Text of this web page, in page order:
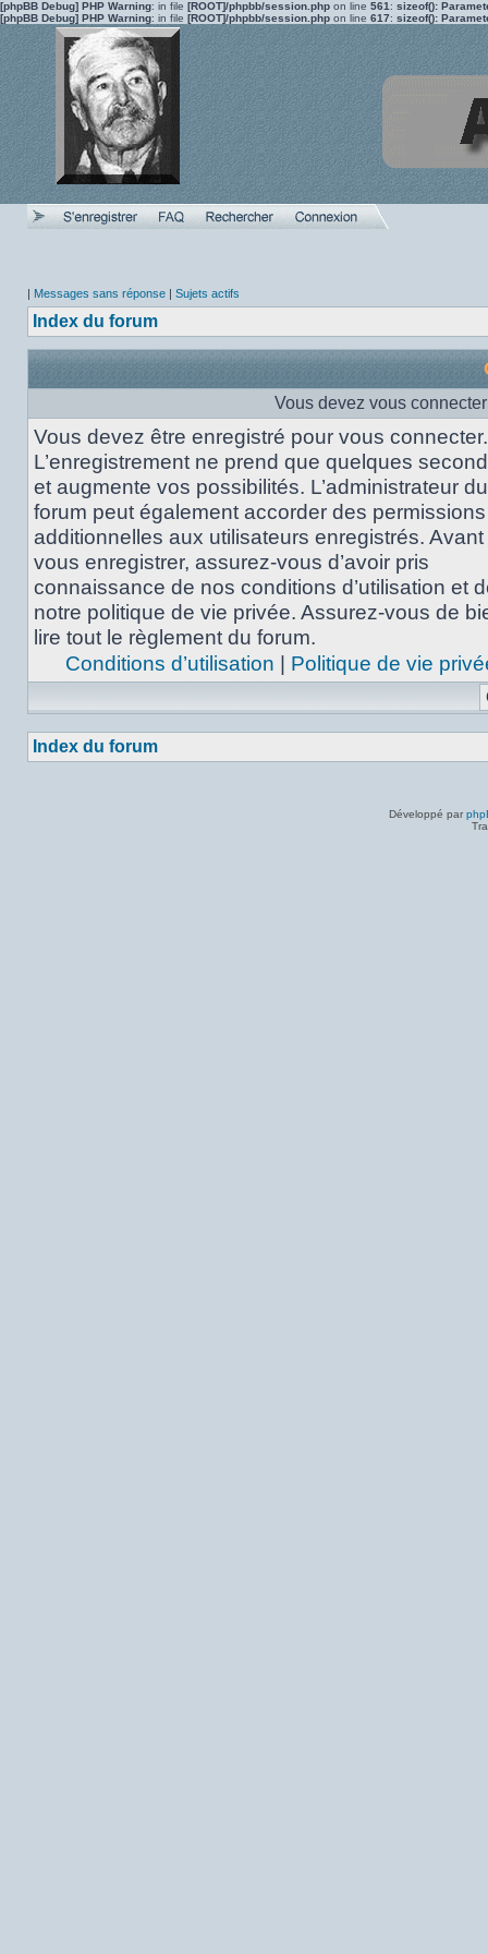
[phpBB Debug] PHP Warning: in file [ROOT]/phpbb/session.php on line 561 : sizeof():
[phpBB Debug] PHP Warning: in file [ROOT]/phpbb/session.php on line 617: sizeof():
| Messages sans réponse | Sujets actifs
Index du forum
Vous devez vous
Vous devez être enregistré pour vous connecter.
L’enregistrement ne prend que quelques
et augmente vos possibilités. L’administrateur du
forum peut également accorder des permissions
additionnelles aux utilisateurs enregistrés.
vous enregistrer, assurez-vous d’avoir pris
connaissance de nos conditions d’utilisation et
notre politique de vie privée. Assurez-vous de
lire tout le règlement du forum.
Conditions d’utilisation | Politique de vie
Index du forum
Développé par